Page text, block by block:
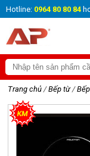
Hotline: 0964 80 80 84
Trang chủ / Bếp từ /